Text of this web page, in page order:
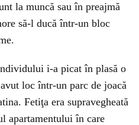
la muncă sau în preajmă
să-l ducă într-un bloc
i-a picat în plasă o
loc într-un parc de joacă
Fetiţa era supravegheată
apartamentului în care